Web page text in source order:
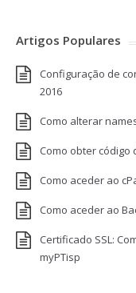
Artigos Populares
Configuração de
2016
Como alterar
Como obter
Como aceder ao
Como aceder ao
Certificado SSL:
myPTisp